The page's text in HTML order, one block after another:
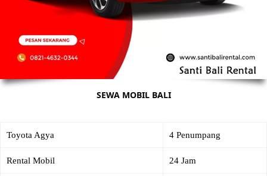
SEWA MOBIL BALI
Toyota Agya 4 Penumpang
Rental Mobil 24 Jam